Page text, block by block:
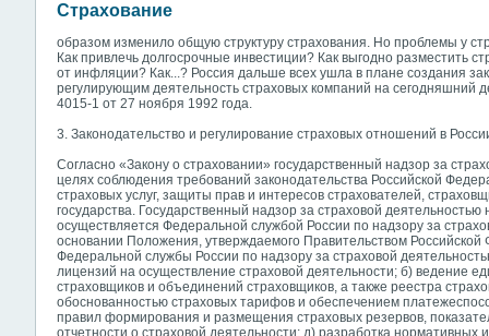
Страхование
образом изменило общую структуру страхования. Но проблемы у
Как привлечь долгосрочные инвестиции? Как выгодно разместить
от инфляции? Как...? Россия дальше всех ушла в плане создания
регулирующим деятельность страховых компаний на сегодняшний
4015-1 от 27 ноября 1992 года.
3. Законодательство и регулирование страховых отношений в
Согласно «Закону о страховании» государственный надзор за
целях соблюдения требований законодательства Российской
страховых услуг, защиты прав и интересов страхователей,
государства. Государственный надзор за страховой
осуществляется Федеральной службой России по надзору за
основании Положения, утверждаемого Правительством
Федеральной службы России по надзору за страховой
лицензий на осуществление страховой деятельности; б) ведение
страховщиков и объединений страховщиков, а также реестра
обоснованностью страховых тарифов и обеспечением
правил формирования и размещения страховых резервов,